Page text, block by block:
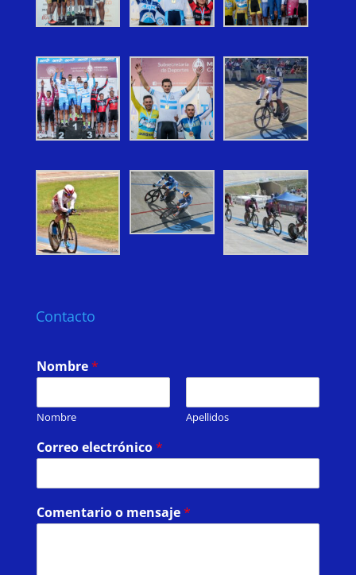
Contacto
Nombre*
Nombre Apellidos
Correo electrónico*
Comentario o mensaje*